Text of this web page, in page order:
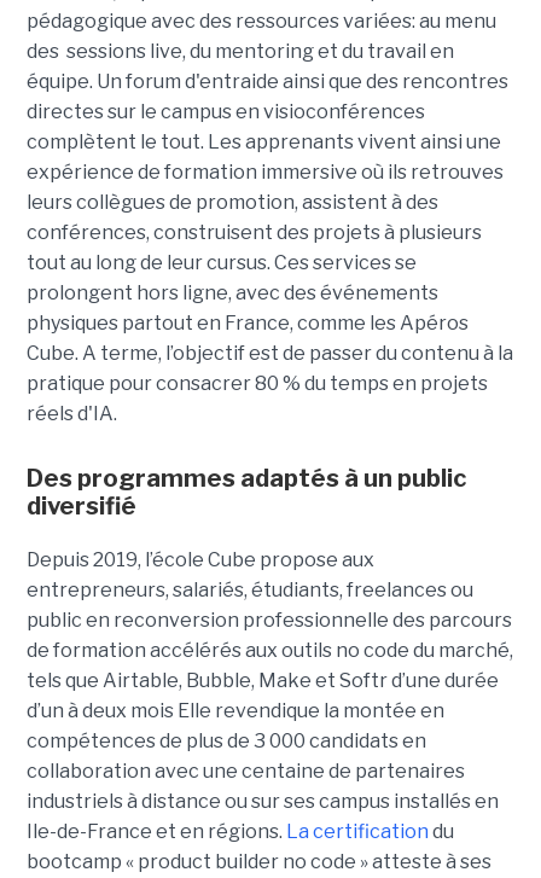
pédagogique avec des ressources variées: au menu
des sessions live, du mentoring et du travail en
équipe. Un forum d'entraide ainsi que des rencontres
directes sur le campus en visioconférences
complètent le tout. Les apprenants vivent ainsi une
expérience de formation immersive où ils retrouves
leurs collègues de promotion, assistent à des
conférences, construisent des projets à plusieurs
tout au long de leur cursus. Ces services se
prolongent hors ligne, avec des événements
physiques partout en France, comme les Apéros
Cube. A terme, l’objectif est de passer du contenu à la
pratique pour consacrer 80 % du temps en projets
réels d'IA.
Des programmes adaptés à un public
diversifié
Depuis 2019, l’école Cube propose aux
entrepreneurs, salariés, étudiants, freelances ou
public en reconversion professionnelle des parcours
de formation accélérés aux outils no code du marché,
tels que Airtable, Bubble, Make et Softr d’une durée
d’un à deux mois Elle revendique la montée en
compétences de plus de 3 000 candidats en
collaboration avec une centaine de partenaires
industriels à distance ou sur ses campus installés en
Ile-de-France et en régions. La certification du
bootcamp « product builder no code » atteste à ses